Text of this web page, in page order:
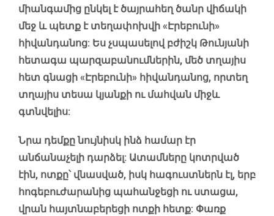
միանգամից ընկել է ծայրահեղ ծանր վիճակի
մեջ և պետք է տեղափոխվի «Էրեբունի»
հիվանդանոց: Ես չսպասելով բժիշկ Թունյանի
հետագա պարզաբանումներին, մեծ տղայիս
հետ գնացի «Էրեբունի» հիվանդանոց, որտեղ
տղայիս տեսա կյանքի ու մահվան միջև
գտնվելիս:
Նրա դեմքը նույնիսկ ինձ համար էր
անճանաչելի դարձել: Ատամները կոտրված
էին, ոտքը՝ վնասված, իսկ հագուստներն էլ, երբ
հոգեբուժարանից պահանջեցի ու ստացա,
վրան հայտնաբերեցի ոտքի հետք: Փառք